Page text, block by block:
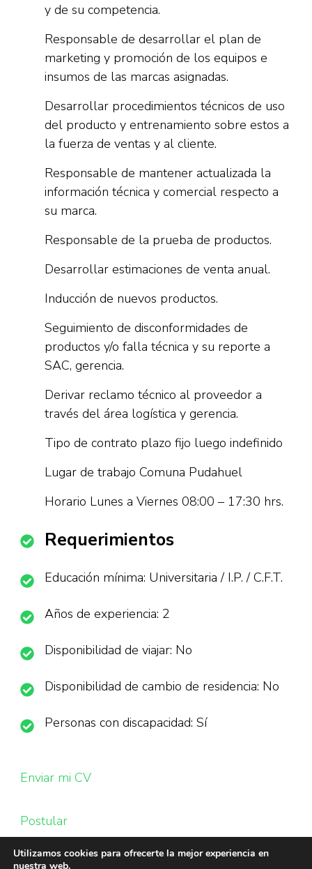
y de su competencia.
Responsable de desarrollar el plan de
marketing y promoción de los equipos e
insumos de las marcas asignadas.
Desarrollar procedimientos técnicos de uso
del producto y entrenamiento sobre estos a
la fuerza de ventas y al cliente.
Responsable de mantener actualizada la
información técnica y comercial respecto a
su marca.
Responsable de la prueba de productos.
Desarrollar estimaciones de venta anual.
Inducción de nuevos productos.
Seguimiento de disconformidades de
productos y/o falla técnica y su reporte a
SAC, gerencia.
Derivar reclamo técnico al proveedor a
través del área logística y gerencia.
Tipo de contrato plazo fijo luego indefinido
Lugar de trabajo Comuna Pudahuel
Horario Lunes a Viernes 08:00 – 17:30 hrs.
Requerimientos
Educación mínima: Universitaria / I.P. / C.F.T.
Años de experiencia: 2
Disponibilidad de viajar: No
Disponibilidad de cambio de residencia: No
Personas con discapacidad: Sí
Enviar mi CV
Postular
Utilizamos cookies para ofrecerte la mejor experiencia en
nuestra web.